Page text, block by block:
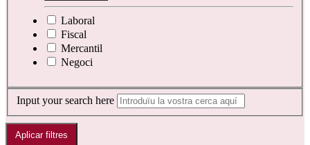
Laboral
Fiscal
Mercantil
Negoci
Input your search here